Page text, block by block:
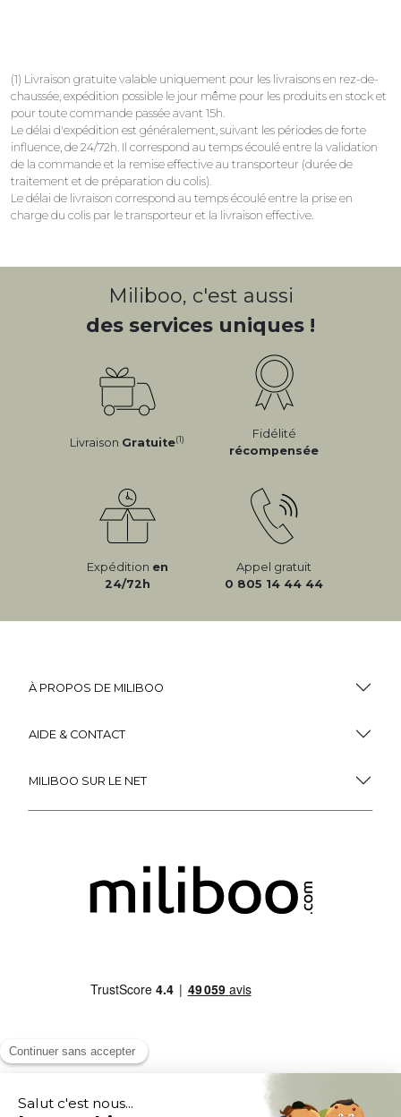
(1) Livraison gratuite valable uniquement pour les livraisons en rez-de-
chaussée, expédition possible le jour même pour les produits en stock et
pour toute commande passée avant 15h.
Le délai d'expédition est généralement, suivant les périodes de forte
influence, de 24/72h. Il correspond au temps écoulé entre la validation
de la commande et la remise effective au transporteur (durée de
traitement et de préparation du colis).
Le délai de livraison correspond au temps écoulé entre la prise en
charge du colis par le transporteur et la livraison effective.
Miliboo, c'est aussi
des services uniques !
Livraison Gratuite(1)
Fidélité
récompensée
Expédition en
24/72h
Appel gratuit
0 805 14 44 44
À PROPOS DE MILIBOO
AIDE & CONTACT
MILIBOO SUR LE NET